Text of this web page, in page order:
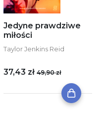
Jedyne prawdziwe
miłości
Taylor Jenkins Reid
37,43 zł 49,90 zł